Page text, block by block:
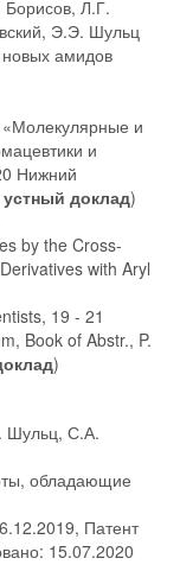
Л.Г.
Э.Э. Шульц
новых амидов
и
и
Нижний
доклад)
by the Cross-
with Aryl
19 - 21
Book of Abstr., P.
)
Шульц, С.А.
обладающие
Патент
15.07.2020